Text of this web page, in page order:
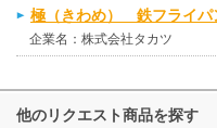
極（きわめ） 鉄フライパ
企業名：株式会社タカツ
他のリクエスト商品を探す